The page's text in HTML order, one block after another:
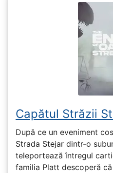
Capătul Străzii
După ce un eveniment
Strada Stejar dintr-o
teleportează întregul
familia Platt descoperă